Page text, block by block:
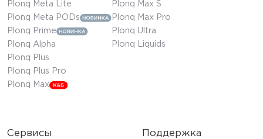
Plonq Meta Lite
Plonq Meta PODs
Plonq Prime
Plonq Alpha
Plonq Plus
Plonq Plus Pro
Plonq Max
Plonq Max S
Plonq Max Pro
Plonq Ultra
Plonq Liquids
Сервисы Поддержка